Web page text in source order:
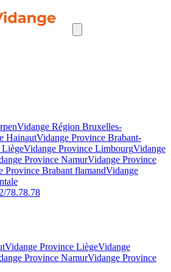
Vidange Région Bruxelles-
HainautVidange Province Brabant-
LiègeVidange Province LimbourgVidange
Province NamurVidange Province
Province Brabant flamandVidange
78.78.78
Vidange Province LiègeVidange
Province NamurVidange Province